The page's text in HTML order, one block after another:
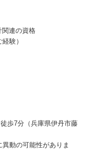
関連の資格
験）
歩7分（兵庫県伊丹市藤
動の可能性がありま